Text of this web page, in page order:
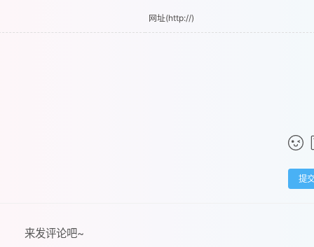
提
来发评论吧~